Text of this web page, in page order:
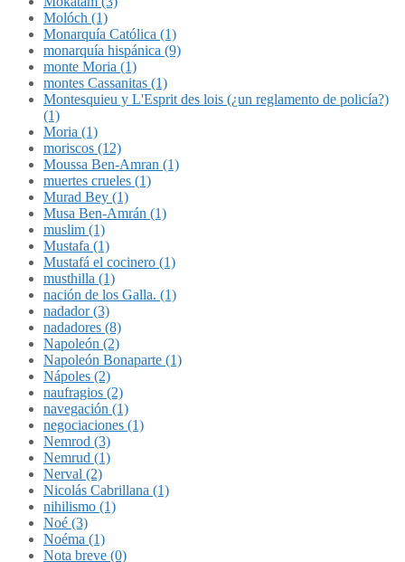
Molóch (1)
Monarquía Católica (1)
monarquía hispánica (9)
monte Moria (1)
montes Cassanitas (1)
Montesquieu y L'Esprit des lois (¿un reglamento de policía?)
(1)
Moria (1)
moriscos (12)
Moussa Ben-Amran (1)
muertes crueles (1)
Murad Bey (1)
Musa Ben-Amrán (1)
muslim (1)
Mustafa (1)
Mustafá el cocinero (1)
musthilla (1)
nación de los Galla. (1)
nadador (3)
nadadores (8)
Napoleón (2)
Napoleón Bonaparte (1)
Nápoles (2)
naufragios (2)
navegación (1)
negociaciones (1)
Nemrod (3)
Nemrud (1)
Nerval (2)
Nicolás Cabrillana (1)
nihilismo (1)
Noé (3)
Noéma (1)
Nota breve (0)